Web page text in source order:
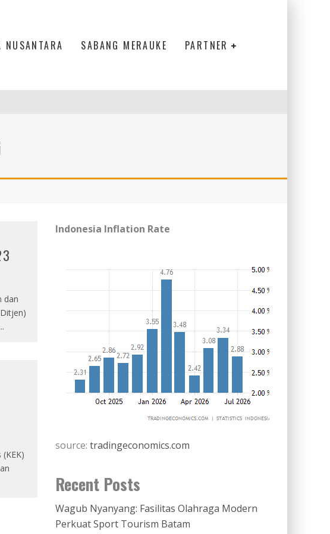
NUSANTARA SABANG MERAUKE PARTNER
dan
...
Indonesia Inflation Rate
source: tradingeconomics.com
Recent Posts
Wagub Nyanyang: Fasilitas Olahraga Modern
Perkuat Sport Tourism Batam